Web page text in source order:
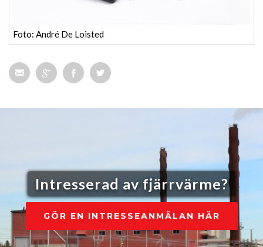
Foto: André De Loisted
Intresserad av fjärrvärme?
GÖR EN INTRESSEANMÄLAN HÄR